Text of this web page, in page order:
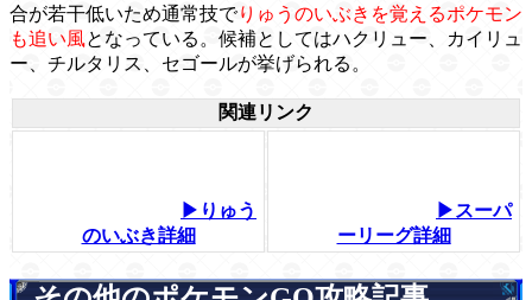
合が若干低いため通常技でりゅうのいぶきを覚えるポケモン
も追い風となっている。候補としてはハクリュー、カイリュ
ー、チルタリス、セゴールが挙げられる。
関連リンク
▶りゅう
のいぶき詳細
▶スーパ
ーリーグ詳細